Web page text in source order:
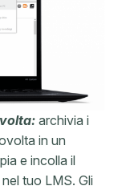
archivia i
in un
e incolla il
tuo LMS. Gli